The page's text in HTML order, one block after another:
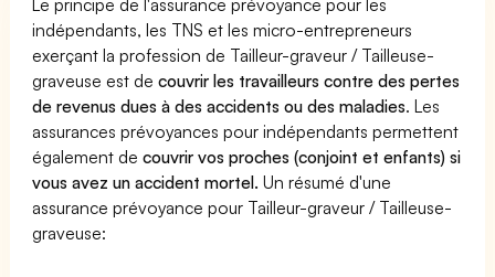
indépendants, les TNS et les micro-entrepreneurs
exerçant la profession de Tailleur-graveur / Tailleuse-
graveuse est decouvrir les travailleurs contre des pertes
de revenus dues à des accidents ou des maladies. Les
assurances prévoyances pour indépendants permettent
également decouvrir vos proches (conjoint et enfants) si
vous avez un accident mortel. Un résumé d'une
assurance prévoyance pour Tailleur-graveur / Tailleuse-
graveuse: